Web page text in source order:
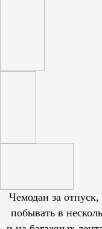
Чемодан за
побывать в